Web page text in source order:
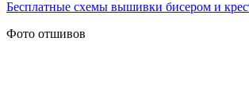
Бесплатные схемы вышивки бисером и
Фото отшивов